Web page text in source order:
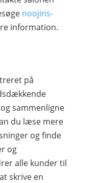
noojins-
information.
på
sammenligne
du læse mere
og finde
og
alle kunder til
skrive en